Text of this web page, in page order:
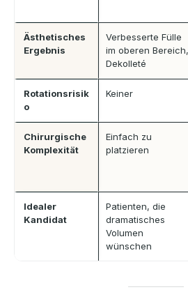
Ästhetisches
Ergebnis
Verbesserte Fülle
im oberen Bereich,
Dekolleté
Rotationsrisik
o
Keiner
Chirurgische
Komplexität
Einfach zu
platzieren
Idealer
Kandidat
Patienten, die
dramatisches
Volumen
wünschen